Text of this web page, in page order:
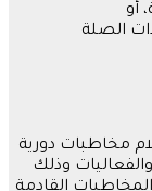
أو
الصلة
مخاطبات دورية
وذلك